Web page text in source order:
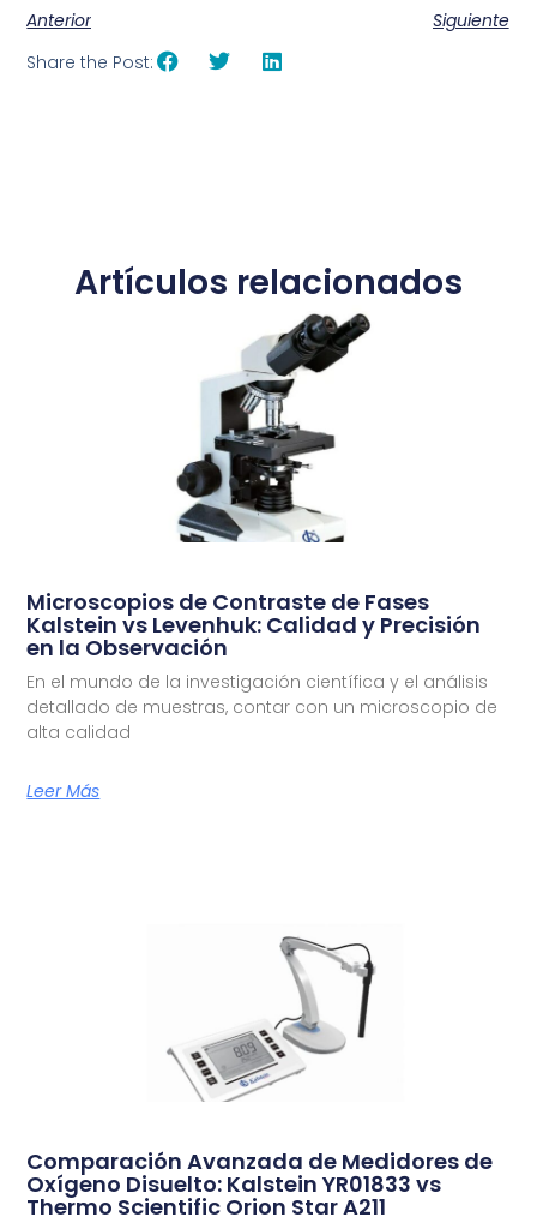
Anterior
Siguiente
Share the Post:
Artículos relacionados
Microscopios de Contraste de Fases
Kalstein vs Levenhuk: Calidad y Precisión
en la Observación
En el mundo de la investigación científica y el análisis
detallado de muestras, contar con un microscopio de
alta calidad
Leer Más
Comparación Avanzada de Medidores de
Oxígeno Disuelto: Kalstein YR01833 vs
Thermo Scientific Orion Star A211